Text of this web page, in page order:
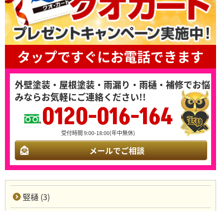
タップですぐにお電話できます
外壁塗装・屋根塗装・雨漏り・雨樋・補修でお悩
みならお気軽にご連絡ください!!
0120-016-164
受付時間 9:00-18:00(年中無休)
メールでご相談
竪樋 (3)